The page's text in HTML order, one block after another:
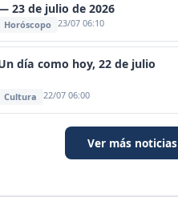
23 de julio de 2026
Horóscopo 23/07 06:10
día como hoy, 22 de julio
Cultura 22/07 06:00
Ver más noticias